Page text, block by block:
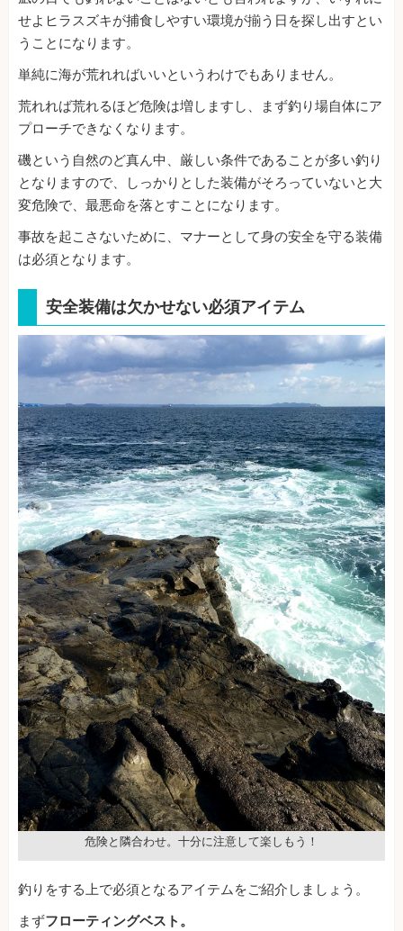
せよヒラスズキが捕食しやすい環境が揃う日を探し出すとい
うことになります。
単純に海が荒れればいいというわけでもありません。
荒れれば荒れるほど危険は増しますし、まず釣り場自体にア
プローチできなくなります。
磯という自然のど真ん中、厳しい条件であることが多い釣り
となりますので、しっかりとした装備がそろっていないと大
変危険で、最悪命を落とすことになります。
事故を起こさないために、マナーとして身の安全を守る装備
は必須となります。
安全装備は欠かせない必須アイテム
危険と隣合わせ。十分に注意して楽しもう！
釣りをする上で必須となるアイテムをご紹介しましょう。
まずフローティングベスト。